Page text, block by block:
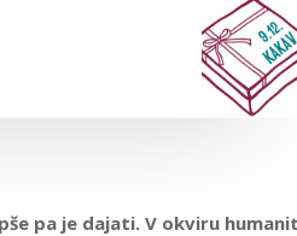
pa je dajati. V okviru